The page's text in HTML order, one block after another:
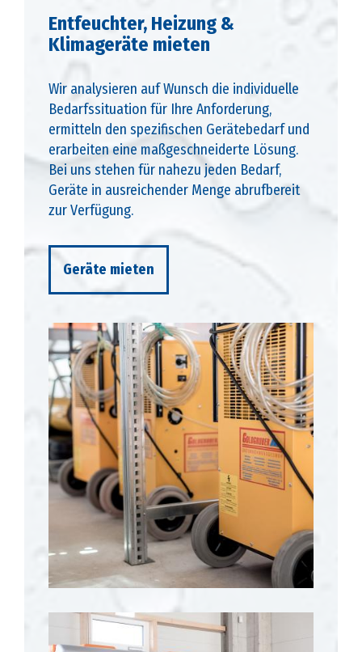
Entfeuchter, Heizung &
Klimageräte mieten
Wir analysieren auf Wunsch die individuelle
Bedarfssituation für Ihre Anforderung,
ermitteln den spezifischen Gerätebedarf und
erarbeiten eine maßgeschneiderte Lösung.
Bei uns stehen für nahezu jeden Bedarf,
Geräte in ausreichender Menge abrufbereit
zur Verfügung.
Geräte mieten